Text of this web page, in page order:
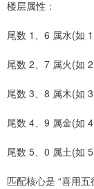
楼层属性：
尾数 1、6 属水(如
尾数 2、7 属火(如
尾数 3、8 属木(如
尾数 4、9 属金(如
尾数 5、0 属土(如
匹配核心是 “喜用五